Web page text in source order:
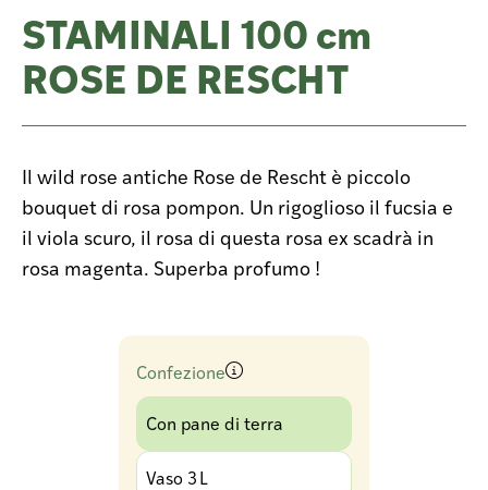
STAMINALI 100 cm
ROSE DE RESCHT
Il wild rose antiche Rose de Rescht è piccolo
bouquet di rosa pompon. Un rigoglioso il fucsia e
il viola scuro, il rosa di questa rosa ex scadrà in
rosa magenta. Superba profumo !
Confezione
Con pane di terra
Vaso 3 L